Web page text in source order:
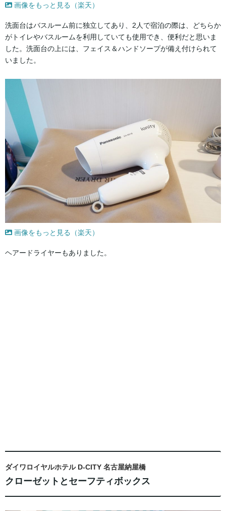
画像をもっと見る（楽天）
洗面台はバスルーム前に独立してあり、2人で宿泊の際は、どちらか
がトイレやバスルームを利用していても使用でき、便利だと思いま
した。洗面台の上には、フェイス＆ハンドソープが備え付けられて
いました。
画像をもっと見る（楽天）
ヘアードライヤーもありました。
ダイワロイヤルホテル D-CITY 名古屋納屋橋
クローゼットとセーフティボックス